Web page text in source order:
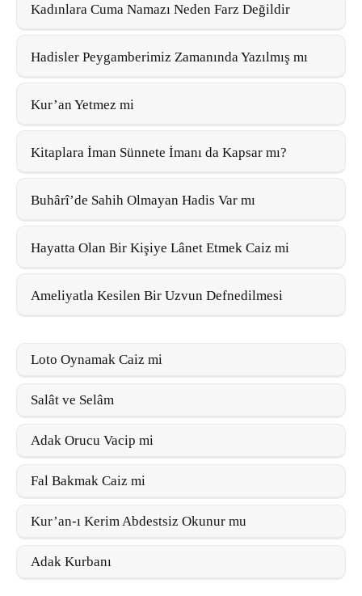
Kadınlara Cuma Namazı Neden Farz Değildir
Hadisler Peygamberimiz Zamanında Yazılmış mı
Kur’an Yetmez mi
Kitaplara İman Sünnete İmanı da Kapsar mı?
Buhârî’de Sahih Olmayan Hadis Var mı
Hayatta Olan Bir Kişiye Lânet Etmek Caiz mi
Ameliyatla Kesilen Bir Uzvun Defnedilmesi
Loto Oynamak Caiz mi
Salât ve Selâm
Adak Orucu Vacip mi
Fal Bakmak Caiz mi
Kur’an-ı Kerim Abdestsiz Okunur mu
Adak Kurbanı